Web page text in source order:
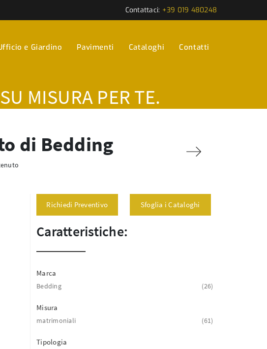
Contattaci: +39 019 480248
e Giardino Pavimenti Cataloghi Contatti
MISURA PER TE.
di Bedding
Richiedi Preventivo Sfoglia i Cataloghi
Caratteristiche:
Marca
Bedding 26
Misura
matrimoniali 61
Tipologia